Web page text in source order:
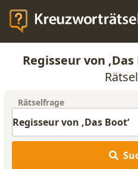
Regisseur von ‚Das
Rätselfrage